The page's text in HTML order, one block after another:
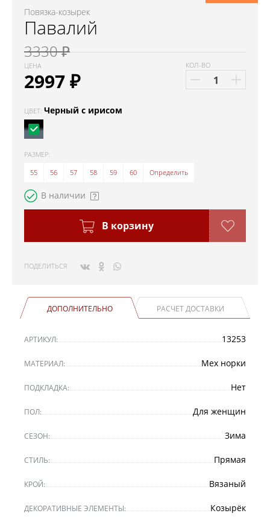
Повязка-козырек
Павалий
3330 ₽
ЦЕНА
2997₽
КОЛ-ВО
ЦВЕТ: Черный с ирисом
РАЗМЕР:
55
56 57 58 59 60 Определить
В наличии
В корзину
ПОДЕЛИТЬСЯ
ДОПОЛНИТЕЛЬНО РАСЧЕТ ДОСТАВКИ
АРТИКУЛ: 13253
МАТЕРИАЛ: Мех норки
ПОДКЛАДКА: Нет
ПОЛ: Для женщин
СЕЗОН: Зима
СТИЛЬ: Прямая
КРОЙ: Вязаный
ДЕКОРАТИВНЫЕ ЭЛЕМЕНТЫ: Козырёк